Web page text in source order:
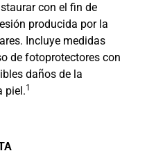
con el fin de
producida por la
Incluye medidas
de fotoprotectores con
daños de la
piel.1